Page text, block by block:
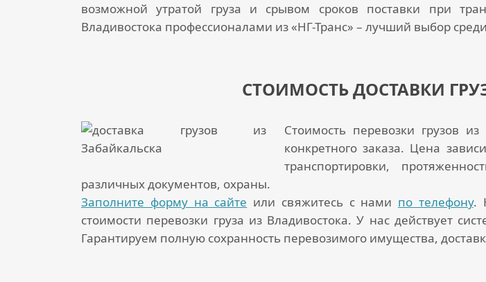
возможной утратой груза и срывом сроков поставки при
Владивостока профессионалами из «НГ-Транс» – лучший выбор
СТОИМОСТЬ ДОСТАВКИ
Стоимость перевозки грузов из
конкретного заказа. Цена
транспортировки,
различных документов, охраны.
Заполните форму на сайте или свяжитесь с нами по телефону.
стоимости перевозки груза из Владивостока. У нас действует
Гарантируем полную сохранность перевозимого имущества,